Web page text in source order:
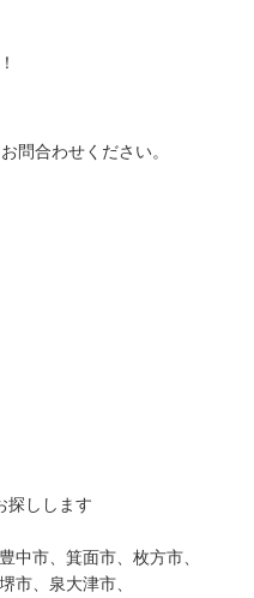
問合わせください。
探しします
中市、箕面市、枚方市、
市、泉大津市、